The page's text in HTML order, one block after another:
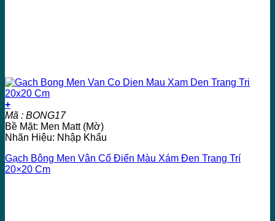
+
Mã : BONG17
Bề Mặt: Men Matt (Mờ)
Nhãn Hiệu: Nhập Khẩu
Gạch Bông Men Vân Cổ Điển Màu Xám Đen Trang Trí
20×20 Cm